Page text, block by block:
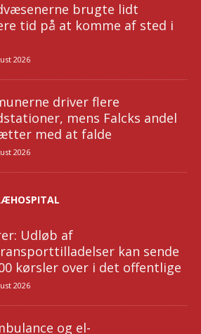
brugte lidt
tid på at komme af sted i
2026
driver flere
mens Falcks andel
med at falde
2026
Udløb af
kan sende
kørsler over i det offentlige
2026
og el-